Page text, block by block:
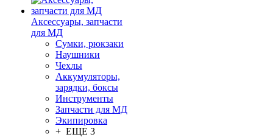
Аксессуары, запчасти
для МД
Сумки, рюкзаки
Наушники
Чехлы
Аккумуляторы,
зарядки, боксы
Инструменты
Запчасти для МД
Экипировка
+ ЕЩЕ 3